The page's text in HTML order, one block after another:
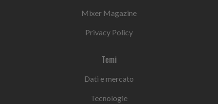
Mixer Magazine
Privacy Policy
Temi
Dati e mercato
Tecnologie